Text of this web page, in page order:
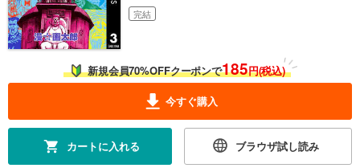
完結
新規会員70%OFFクーポンで185円(税込)
今すぐ購入
カートに入れる ブラウザ試し読み